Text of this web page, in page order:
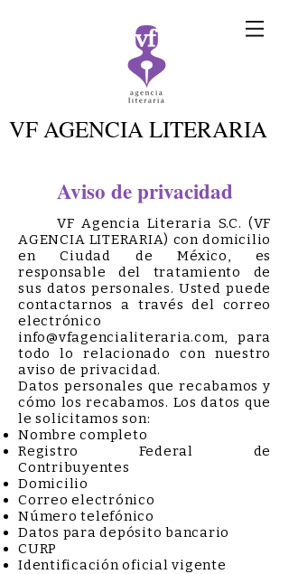
VF AGENCIA LITERARIA
Aviso de privacidad
VF Agencia Literaria S.C. (VF
AGENCIA LITERARIA) con domicilio
en Ciudad de México, es
responsable del tratamiento de
sus datos personales. Usted puede
contactarnos a través del correo
electrónico
info@vfagencialiteraria.com, para
todo lo relacionado con nuestro
aviso de privacidad.
Datos personales que recabamos y
cómo los recabamos. Los datos que
le solicitamos son:
Nombre completo
Registro Federal de
Contribuyentes
Domicilio
Correo electrónico
Número telefónico
Datos para depósito bancario
CURP
Identificación oficial vigente